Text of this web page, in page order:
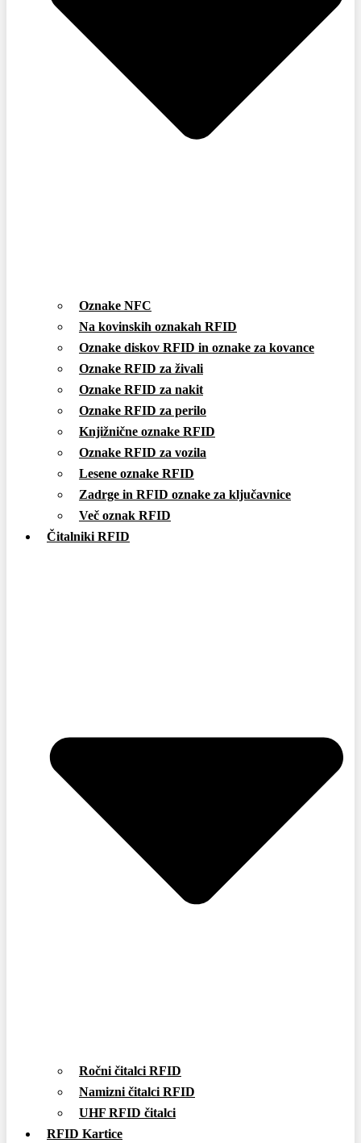
Oznake NFC
Na kovinskih oznakah RFID
Oznake diskov RFID in oznake za kovance
Oznake RFID za živali
Oznake RFID za nakit
Oznake RFID za perilo
Knjižnične oznake RFID
Oznake RFID za vozila
Lesene oznake RFID
Zadrge in RFID oznake za ključavnice
Več oznak RFID
Čitalniki RFID
Ročni čitalci RFID
Namizni čitalci RFID
UHF RFID čitalci
RFID Kartice